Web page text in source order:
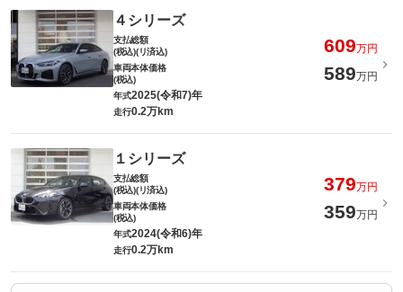
４シリーズ
支払総額
(税込)(リ済込)
609万円
車両本体価格
(税込)
589万円
年式2025(令和7)年
走行0.2万km
１シリーズ
支払総額
(税込)(リ済込)
379万円
車両本体価格
(税込)
359万円
年式2024(令和6)年
走行0.2万km